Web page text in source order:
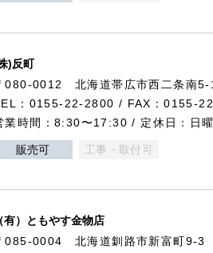
)反町
080-0012 北海道帯広市西二条南5-
：0155-22-2800 / FAX：0155-
業時間：8:30〜17:30 / 定休日：日
販売可 工事・取付可
有）ともやす金物店
085-0004 北海道釧路市新富町9-3